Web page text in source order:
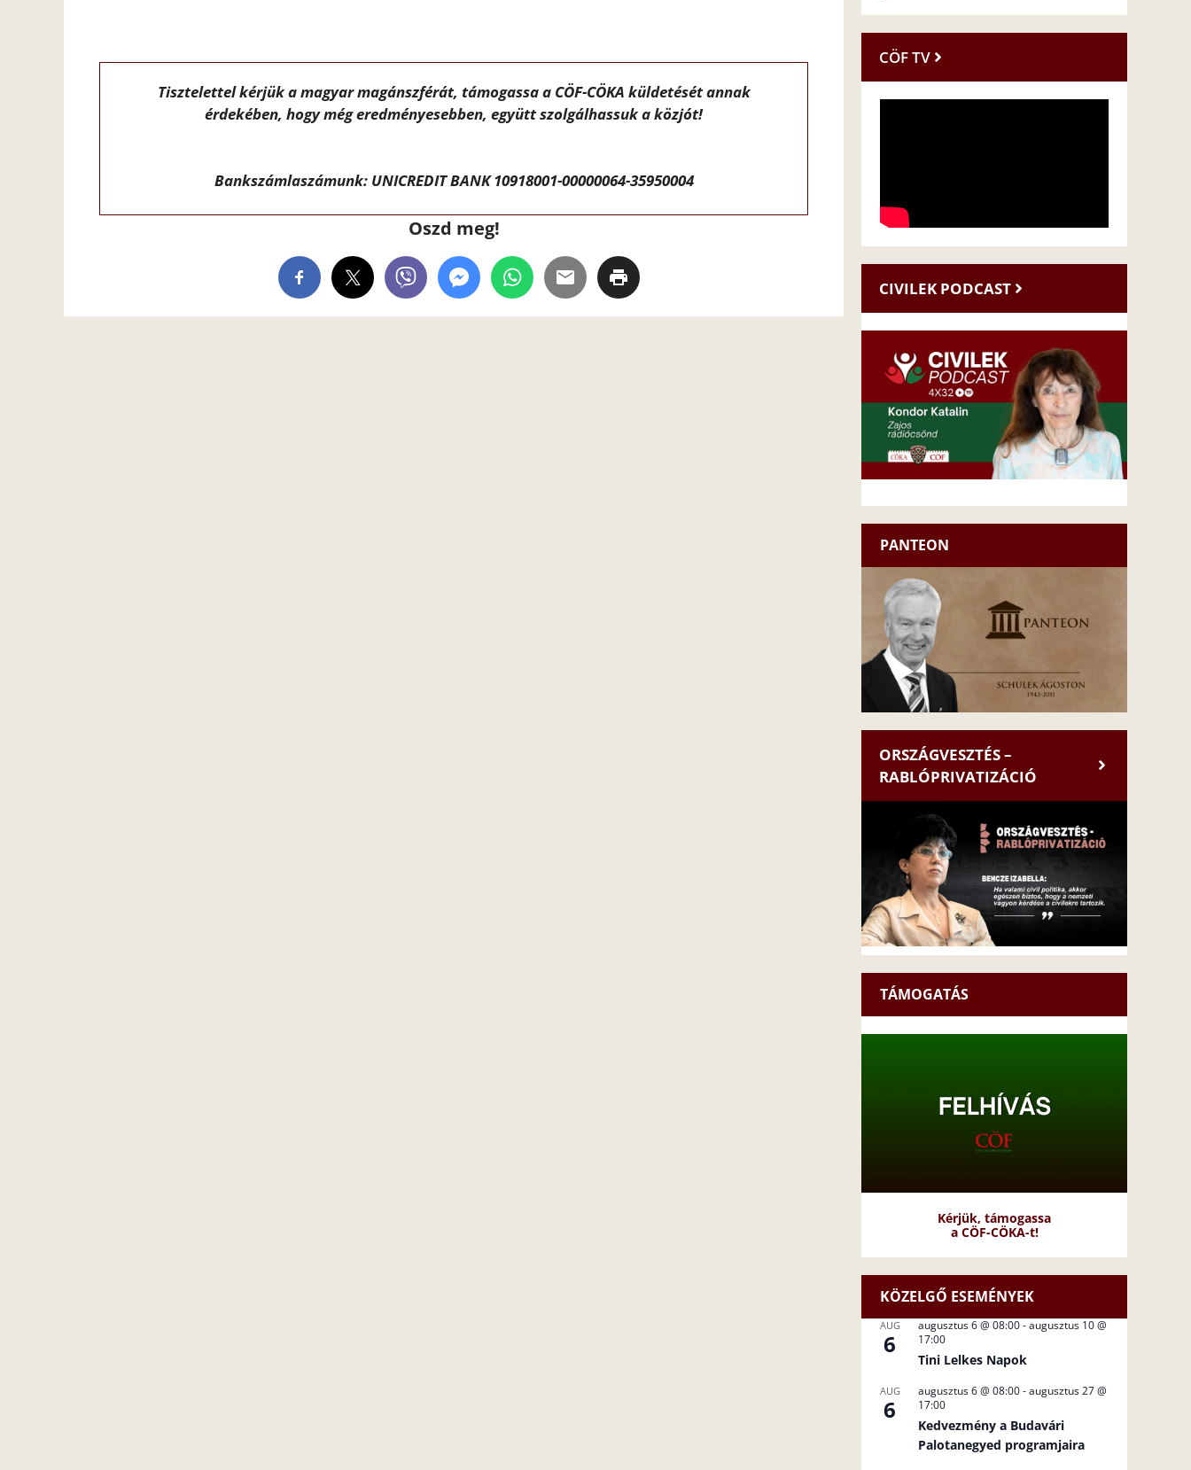
Tisztelettel kérjük a magyar magánszférát, támogassa a CÖF-CÖKA küldetését annak
érdekében, hogy még eredményesebben, együtt szolgálhassuk a közjót!
Bankszámlaszámunk: UNICREDIT BANK 10918001-00000064-35950004
Oszd meg!
CÖF TV
CIVILEK PODCAST
PANTEON
ORSZÁGVESZTÉS –
RABLÓPRIVATIZÁCIÓ
TÁMOGATÁS
Kérjük, támogassa
a CÖF-CÖKA-t!
KÖZELGŐ ESEMÉNYEK
AUG
6
augusztus 6 @ 08:00-augusztus 10 @
17:00
Tini Lelkes Napok
AUG
6
augusztus 6 @ 08:00-augusztus 27 @
17:00
Kedvezmény a Budavári
Palotanegyed programjaira